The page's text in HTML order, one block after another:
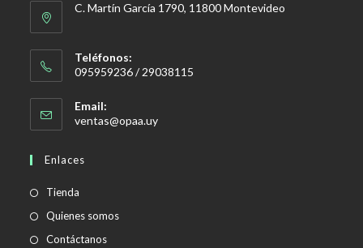
C. Martín García 1790, 11800 Montevideo
Teléfonos:
095959236 / 29038115
Email:
ventas@opaa.uySe
Enlaces
Tienda
Quienes somos
Contáctanos